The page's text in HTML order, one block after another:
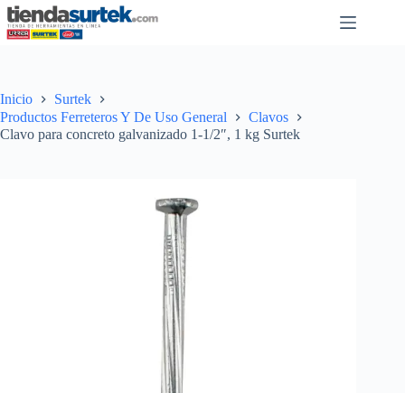
Saltar
al
contenido
Inicio
Surtek
Productos Ferreteros Y De Uso General
Clavos
Clavo para concreto galvanizado 1-1/2″, 1 kg Surtek